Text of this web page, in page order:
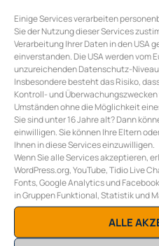
Einige Services verarbeiten
Sie der Nutzung dieser Services
Verarbeitung Ihrer Daten in den USA
einverstanden. Die USA werden vom
unzureichenden Datenschutz-
Insbesondere besteht das Risiko,
Kontroll- und
Umständen ohne die Möglichkeit
Sie sind unter 16 Jahre alt? Dann
einwilligen. Sie können Ihre Eltern
Ihnen in diese Services einzuwilligen.
Wenn Sie alle Services akzeptieren,
WordPress.org, YouTube, Tidio Live
Fonts, Google Analytics und
in Gruppen Funktional, Statistik und
ALLE
COLLECTIVE ENERGY
Burggasse 117/10
A-1070 Wien
Eoffice@collective-
T+43 (0) 1 311 28 01